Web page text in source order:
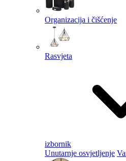
Organizacija i čišćenje
Rasvjeta
izbornik
Unutarnje osvjetljenje